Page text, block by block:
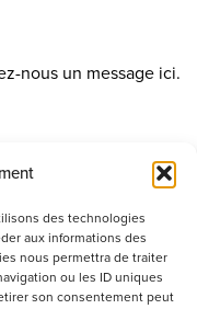
des technologies
aux informations des
nous permettra de traiter
ou les ID uniques
son consentement peut
nous un message ici.
votre candidature